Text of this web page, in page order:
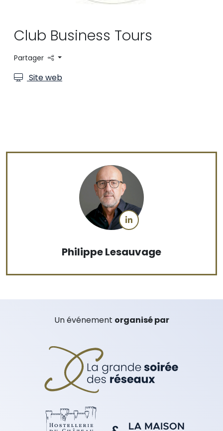
Club Business Tours
Partager
Site web
Philippe Lesauvage
Un événement organisé par